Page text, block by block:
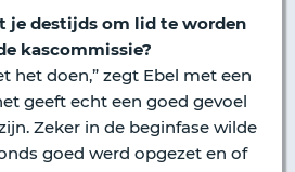
je destijds om lid te worden
kascommissie?
het doen,” zegt Ebel met een
geeft echt een goed gevoel
Zeker in de beginfase wilde
goed werd opgezet en of